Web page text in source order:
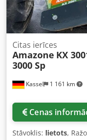
Kassel 1 161 km
Citas ierīces
Amazone KX
3000 Sp
Cenas
Stāvoklis: lietots,